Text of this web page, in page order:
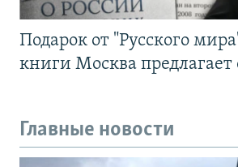
Подарок от "Русского
книги Москва предлагает
Главные новости